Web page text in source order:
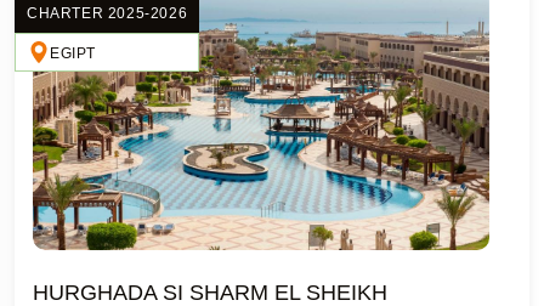
CHARTER 2025-2026
EGIPT
HURGHADA SI SHARM EL SHEIKH